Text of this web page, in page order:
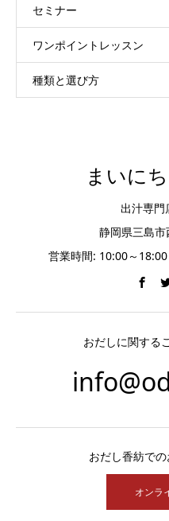
セミナー
ワンポイントレッスン
種類と選び方
まいに
出汁専門
静岡県三島
営業時間: 10:00～18:00
おだしに関する
おだし香紡で
オンラ